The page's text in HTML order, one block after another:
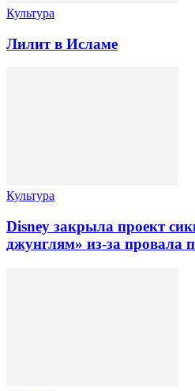
Культура
Лилит в Исламе
Культура
Disney закрыла проект
джунглям» из-за провала